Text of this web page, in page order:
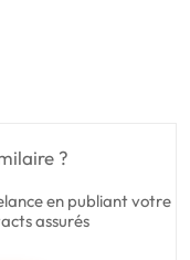
?
en publiant votre
assurés